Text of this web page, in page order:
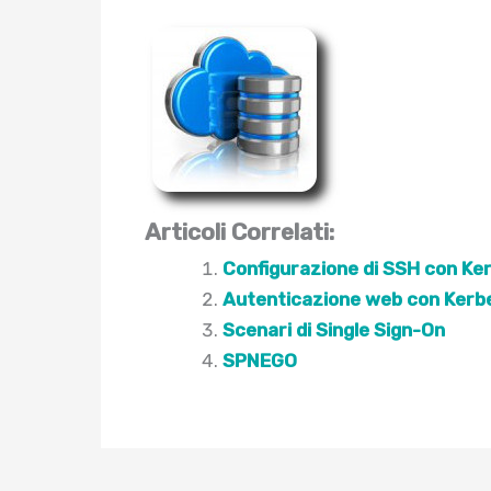
Articoli Correlati:
Configurazione di SSH con
Autenticazione web con
Scenari di Single Sign-On
SPNEGO